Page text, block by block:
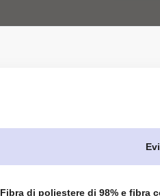
Fibra di poliestere di 98% e fibra